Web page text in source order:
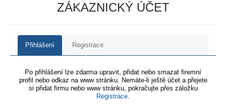
ZÁKAZNICKÝ ÚČET
Přihlášení Registrace
Po přihlášení lze zdarma upravit, přidat nebo smazat firemní
profil nebo odkaz na www stránku. Nemáte-li ještě účet a přejete
si přidat firmu nebo www stránku, pokračujte přes záložku
Registrace.